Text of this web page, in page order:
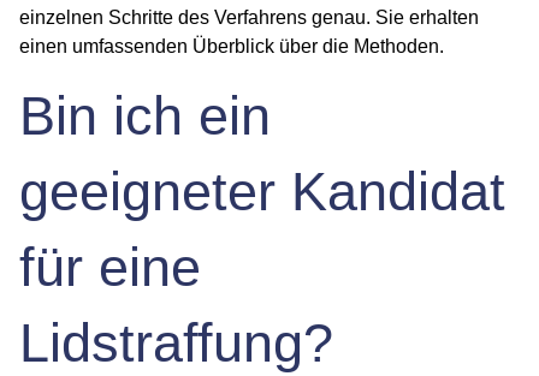
einzelnen Schritte des Verfahrens genau. Sie erhalten
einen umfassenden Überblick über die Methoden.
Bin ich ein
geeigneter Kandidat
für eine
Lidstraffung?